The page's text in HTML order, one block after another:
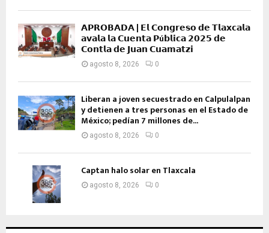
𝗔𝗣𝗥𝗢𝗕𝗔𝗗𝗔 | 𝗘𝗹 𝗖𝗼𝗻𝗴𝗿𝗲𝘀𝗼 𝗱𝗲 𝗧𝗹𝗮𝘅𝗰𝗮𝗹𝗮
𝗮𝘃𝗮𝗹𝗮 𝗹𝗮 𝗖𝘂𝗲𝗻𝘁𝗮 𝗣ú𝗯𝗹𝗶𝗰𝗮 𝟮𝟬𝟮𝟱 𝗱𝗲
𝗖𝗼𝗻𝘁𝗹𝗮 𝗱𝗲 𝗝𝘂𝗮𝗻 𝗖𝘂𝗮𝗺𝗮𝘁𝘇𝗶
agosto 8, 2026 0
Liberan a joven secuestrado en Calpulalpan
y detienen a tres personas en el Estado de
México; pedían 7 millones de...
agosto 8, 2026 0
Captan halo solar en Tlaxcala
agosto 8, 2026 0